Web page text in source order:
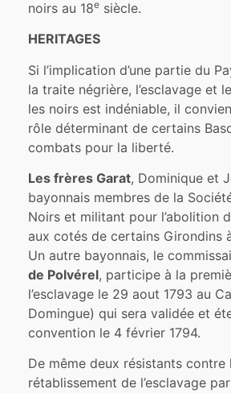
noirs au 18e siècle.
HERITAGES
Si l’implication d’une partie du
la traite négrière, l’esclavage et
les noirs est indéniable, il
rôle déterminant de certains
combats pour la liberté.
Les frères Garat, Dominique et
bayonnais membres de la
Noirs et militant pour l’abolition
aux cotés de certains Girondins
Un autre bayonnais, le
de Polvérel, participe à la
l’esclavage le 29 aout 1793 au
Domingue) qui sera validée et
convention le 4 février 1794.
De même deux résistants contre
rétablissement de l’esclavage par